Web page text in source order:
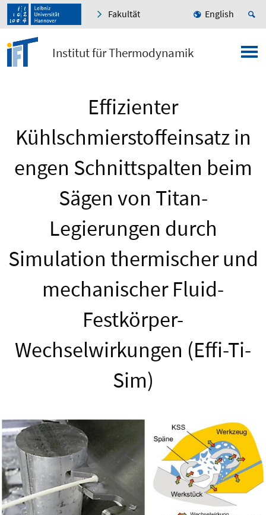
Fakultät English
Institut für Thermodynamik
Effizienter
Kühlschmierstoffeinsatz in
engen Schnittspalten beim
Sägen von Titan-
Legierungen durch
Simulation thermischer und
mechanischer Fluid-
Festkörper-
Wechselwirkungen (Effi-Ti-
Sim)